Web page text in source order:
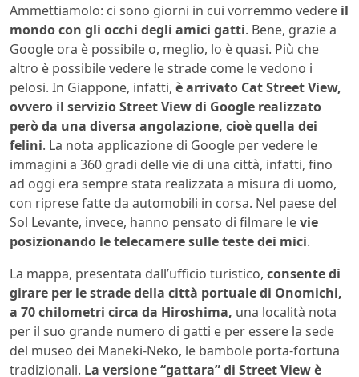
Ammettiamolo: ci sono giorni in cui vorremmo vedere il
mondo con gli occhi degli amici gatti. Bene, grazie a
Google ora è possibile o, meglio, lo è quasi. Più che
altro è possibile vedere le strade come le vedono i
pelosi. In Giappone, infatti, è arrivato Cat Street View,
ovvero il servizio Street View di Google realizzato
però da una diversa angolazione, cioè quella dei
felini. La nota applicazione di Google per vedere le
immagini a 360 gradi delle vie di una città, infatti, fino
ad oggi era sempre stata realizzata a misura di uomo,
con riprese fatte da automobili in corsa. Nel paese del
Sol Levante, invece, hanno pensato di filmare levie
posizionando le telecamere sulle teste dei mici.
La mappa, presentata dall’ufficio turistico, consente di
girare per le strade della città portuale di Onomichi,
a 70 chilometri circa da Hiroshima, una località nota
per il suo grande numero di gatti e per essere la sede
del museo dei Maneki-Neko, le bambole porta-fortuna
tradizionali. La versione “gattara” di Street View è